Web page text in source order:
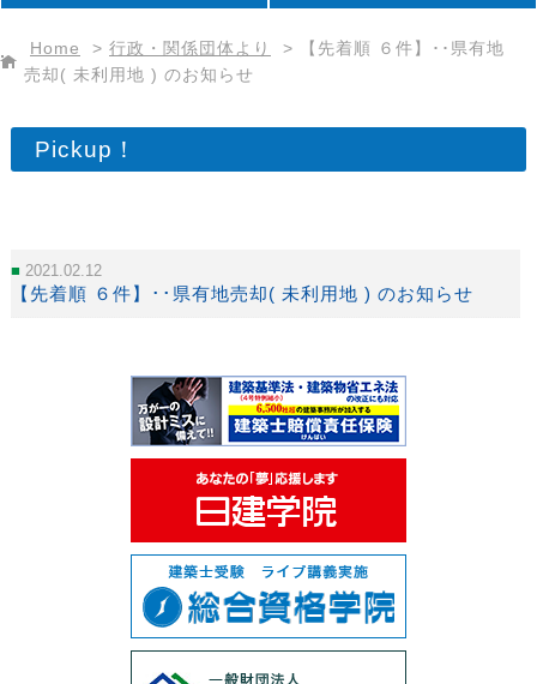
Home > 行政・関係団体より >
【先着順 ６件】･･県有地
売却( 未利用地 ) のお知らせ
Pickup！
2021.02.12
【先着順 ６件】･･県有地売却( 未利用地 ) のお知らせ